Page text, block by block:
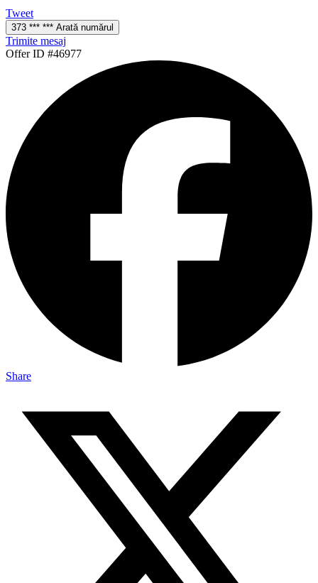
Tweet
373 *** *** Arată numărul
Trimite mesaj
Offer ID #46977
Share